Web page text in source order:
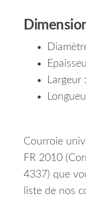
Largeur
Courroie
FR 2010
4337) que
liste de nos